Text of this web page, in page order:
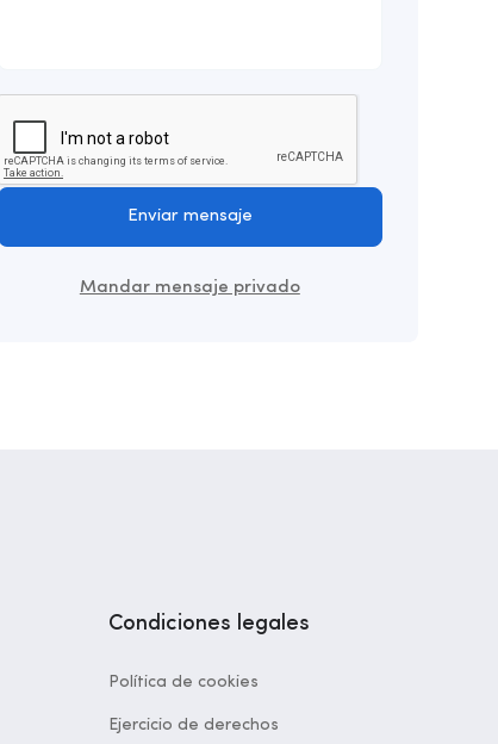
Enviar mensaje
Mandar mensaje privado
Condiciones legales
Política de cookies
Ejercicio de derechos